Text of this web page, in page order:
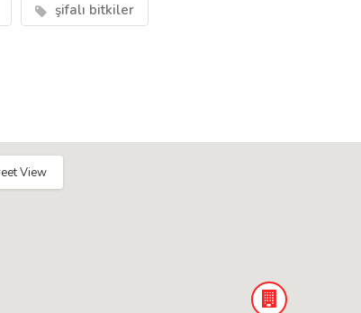
şifalı bitkiler
View